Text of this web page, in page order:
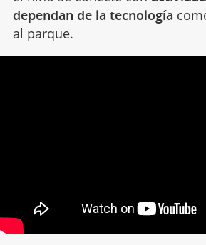
dependan de la tecnología
al parque.